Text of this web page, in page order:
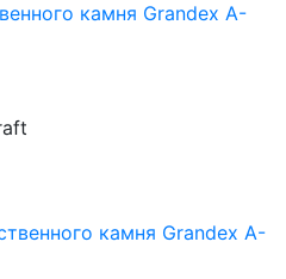
камня Grandex A-